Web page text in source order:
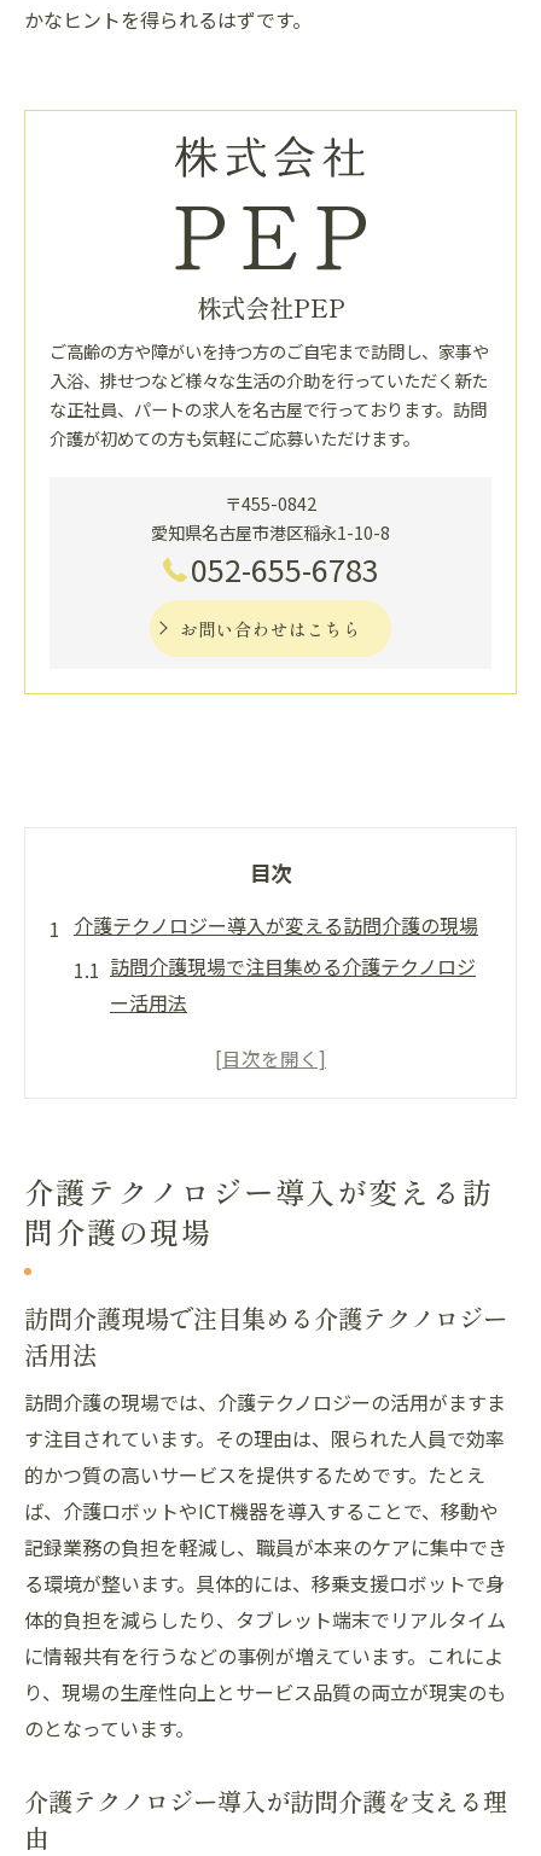
かなヒントを得られるはずです。
株式会社PEP
ご高齢の方や障がいを持つ方のご自宅まで訪問し、家事や
入浴、排せつなど様々な生活の介助を行っていただく新た
な正社員、パートの求人を名古屋で行っております。訪問
介護が初めての方も気軽にご応募いただけます。
〒455-0842
愛知県名古屋市港区稲永1-10-8
052-655-6783
お問い合わせはこちら
目次
介護テクノロジー導入が変える訪問介護の現場
訪問介護現場で注目集める介護テクノロジ
ー活用法
介護テクノロジー導入が訪問介護を支える
訪問介護におけるICT導入事例の最新動向
介護テクノロジー導入支援事業が現場にも
訪問介護の質向上に寄与する介護テクノロ
訪問介護におけるICT活用の最前線とは
訪問介護で求められるICT活用の実践例を紹
介
ICT導入が訪問介護現場にもたらす業務改善
効果
訪問介護でのICT活用が進む背景と課題
介護ICTとは何か訪問介護での役割を考察
介護ICT導入施設の現場事例から学ぶポイン
ト
介護テクノロジー導入が変える訪
問介護の現場
訪問介護現場で注目集める介護テクノロジー
活用法
訪問介護の現場では、介護テクノロジーの活用がますま
す注目されています。その理由は、限られた人員で効率
的かつ質の高いサービスを提供するためです。たとえ
ば、介護ロボットやICT機器を導入することで、移動や
記録業務の負担を軽減し、職員が本来のケアに集中でき
る環境が整います。具体的には、移乗支援ロボットで身
体的負担を減らしたり、タブレット端末でリアルタイム
に情報共有を行うなどの事例が増えています。これによ
り、現場の生産性向上とサービス品質の両立が現実のも
のとなっています。
介護テクノロジー導入が訪問介護を支える理
由